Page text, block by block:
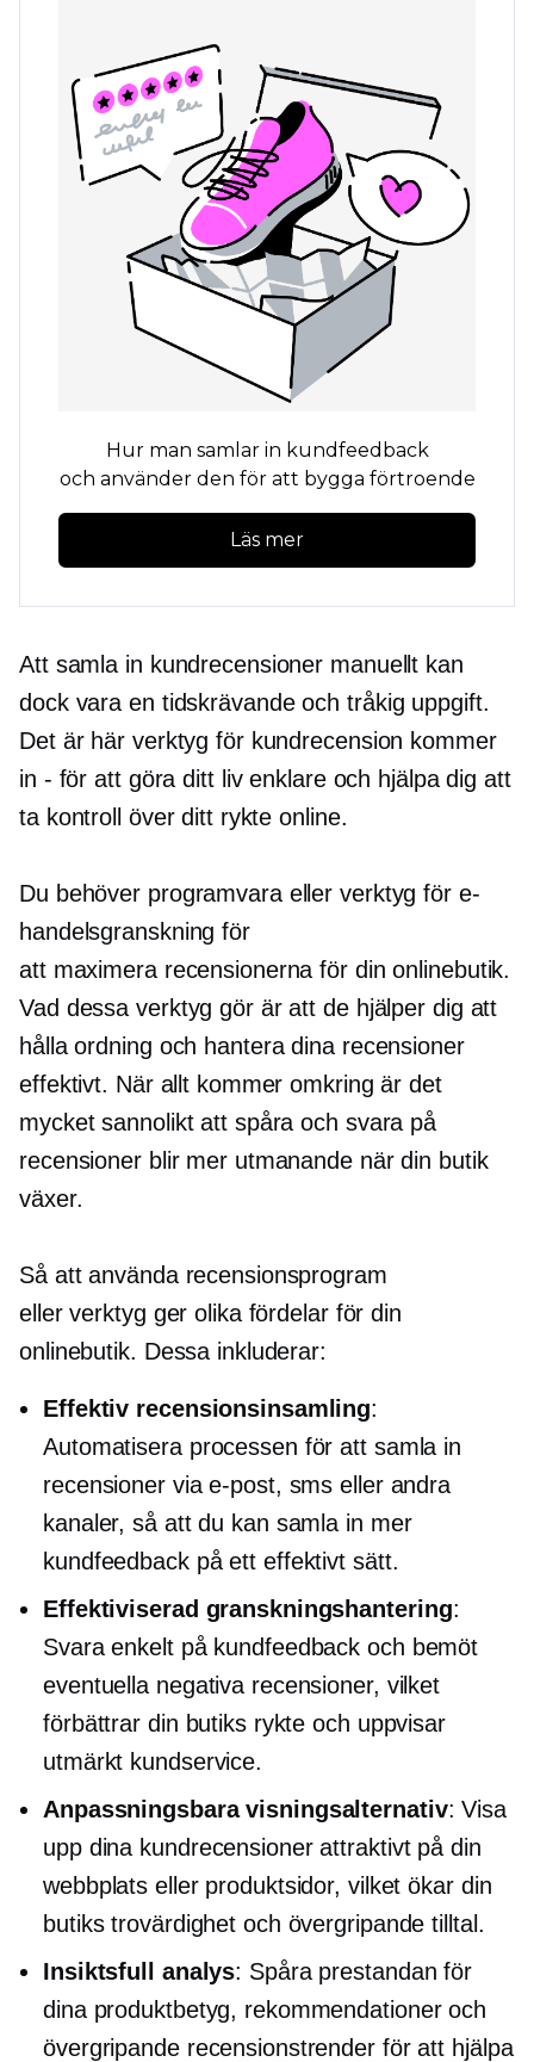
Hur man samlar in kundfeedback
och använder den för att bygga förtroende
Läs mer
Att samla in kundrecensioner manuellt kan
dock vara en tidskrävandeoch tråkig uppgift.
Det är här verktyg för kundrecension kommer
in - för att göra ditt liv enklare och hjälpa dig att
ta kontroll över ditt rykte online.
Du behöver programvara eller verktyg för e-
handelsgranskning för
att maximera recensionerna för din onlinebutik.
Vad dessa verktyg gör är att de hjälper dig att
hålla ordning och hantera dina recensioner
effektivt. När allt kommer omkring är det
mycket sannolikt att spåra och svara på
recensioner blir mer utmanande när din butik
växer.
Så att använda recensionsprogram
eller verktyg ger olika fördelar för din
onlinebutik. Dessa inkluderar:
Effektiv recensionsinsamling:
Automatisera processen för att samla in
recensioner via e-post, sms eller andra
kanaler, så att du kan samla in mer
kundfeedback på ett effektivt sätt.
Effektiviserad granskningshantering:
Svara enkelt på kundfeedback och bemöt
eventuella negativa recensioner, vilket
förbättrar din butiks rykte och uppvisar
utmärkt kundservice.
Anpassningsbara visningsalternativ: Visa
upp dina kundrecensioner attraktivt på din
webbplats eller produktsidor, vilket ökar din
butiks trovärdighet och övergripande tilltal.
Insiktsfull analys: Spåra prestandan för
dina produktbetyg, rekommendationer och
övergripande recensionstrender för att hjälpa